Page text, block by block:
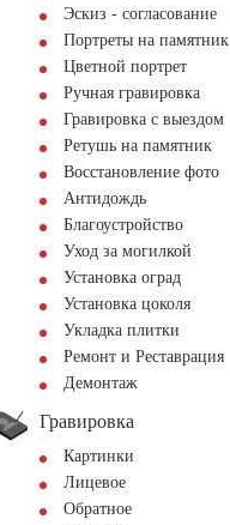
Эскиз - согласование
Портреты на памятник
Цветной портрет
Ручная гравировка
Гравировка с выездом
Ретушь на памятник
Восстановление фото
Антидождь
Благоустройство
Уход за могилкой
Установка оград
Установка цоколя
Укладка плитки
Ремонт и Реставрация
Демонтаж
Гравировка
Картинки
Лицевое
Обратное